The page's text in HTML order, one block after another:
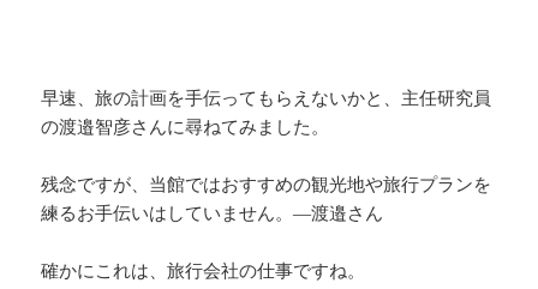
早速、旅の計画を手伝ってもらえないかと、主任研究員
の渡邉智彦さんに尋ねてみました。
残念ですが、当館ではおすすめの観光地や旅行プランを
練るお手伝いはしていません。―渡邉さん
確かにこれは、旅行会社の仕事ですね。